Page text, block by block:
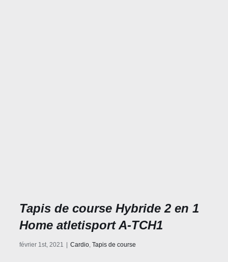
Tapis de course Hybride 2 en 1
Home atletisport A-TCH1
février 1st, 2021 Cardio, Tapis de course